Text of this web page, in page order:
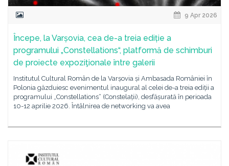
9 Apr 2026
Începe, la Varșovia, cea de-a treia ediție a
programului „Constellations“, platformă de schimburi
de proiecte expoziţionale între galerii
Institutul Cultural Român de la Varșovia și Ambasada României în
Polonia găzduiesc evenimentul inaugural al celei de-a treia ediții a
programului „Constellations“ (Constelații), desfășurată în perioada
10-12 aprilie 2026. Întâlnirea de networking va avea